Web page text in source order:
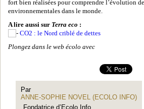
fort bien réalisées pour comprendre l’évolution
environnementales dans le monde.
A lire aussi sur Terra eco :
CO2 : le Nord criblé de dettes
Plongez dans le web écolo avec
Par
ANNE-SOPHIE NOVEL (ECOLO INFO)
Fondatrice d’Ecolo Info